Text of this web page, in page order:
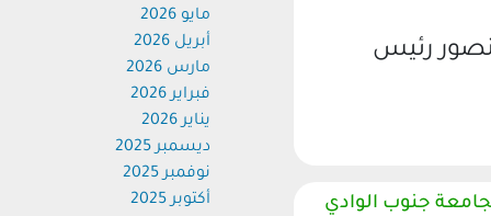
رئيس
جنوب الوادي
مايو 2026
أبريل 2026
مارس 2026
فبراير 2026
يناير 2026
ديسمبر 2025
نوفمبر 2025
أكتوبر 2025